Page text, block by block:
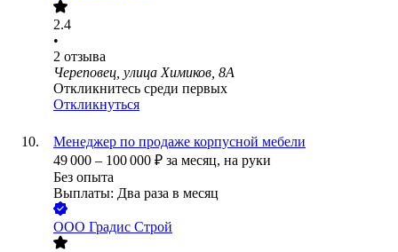
2.4
•
2 отзыва
Череповец, улица Химиков, 8А
Откликнитесь среди первых
Откликнуться
Менеджер по продаже корпусной мебели
49 000 – 100 000 ₽ за месяц, на руки
Без опыта
Выплаты: Два раза в месяц
ООО Градис Строй